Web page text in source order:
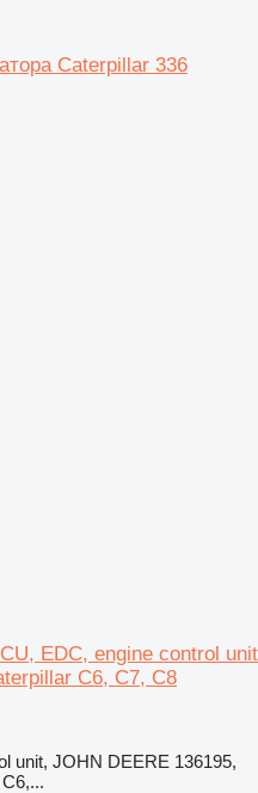
Caterpillar 336
EDC, engine control unit
C6, C7, C8
unit, JOHN DEERE 136195,